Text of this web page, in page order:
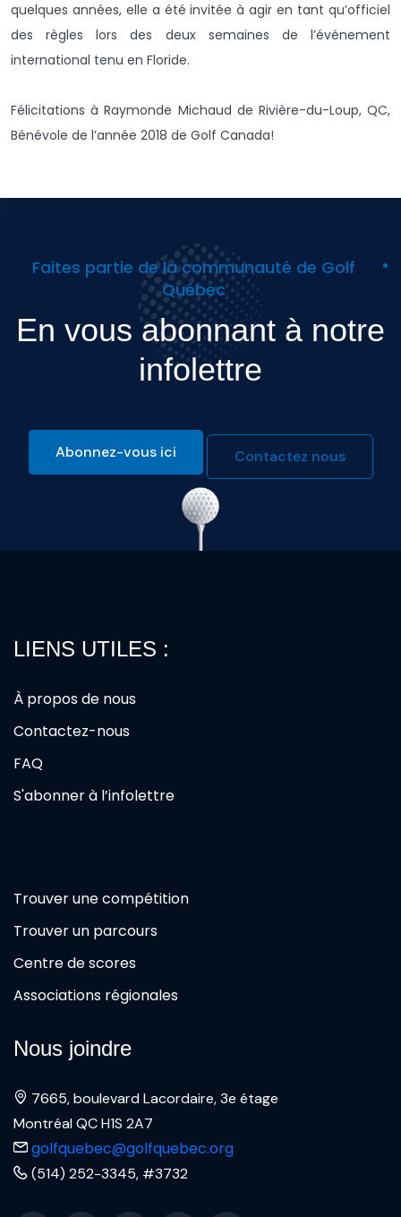
quelques années, elle a été invitée à agir en tant qu’officiel
des règles lors des deux semaines de l’événement
international tenu en Floride.
Félicitations à Raymonde Michaud de Rivière-du-Loup, QC,
Bénévole de l’année 2018 de Golf Canada!
Faites partie de la communauté de Golf
Québec
En vous abonnant à notre
infolettre
Abonnez-vous ici Contactez nous
LIENS UTILES :
À propos de nous
Contactez-nous
FAQ
S'abonner à l’infolettre
Trouver une compétition
Trouver un parcours
Centre de scores
Associations régionales
Nous joindre
7665, boulevard Lacordaire, 3e étage
Montréal QC H1S 2A7
golfquebec@golfquebec.org
(514) 252-3345, #3732